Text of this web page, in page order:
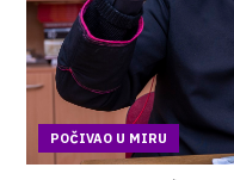
POČIVAO U MIRU